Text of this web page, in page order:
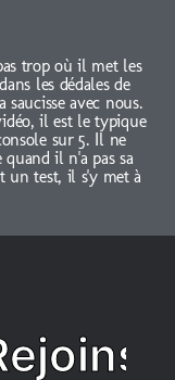
trop où il met les
les dédales de
avec nous.
il est le typique
sur 5. Il ne
il n'a pas sa
un test, il s'y met à